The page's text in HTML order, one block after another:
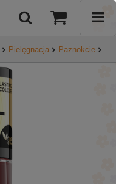
Pielęgnacja Paznokcie